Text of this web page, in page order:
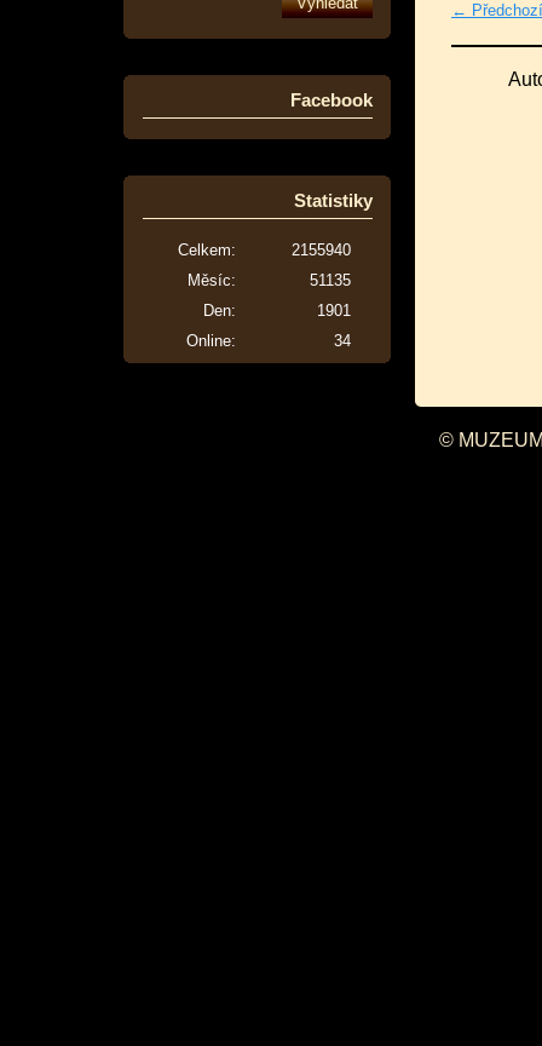
Facebook
Statistiky
Online: 34
Celkem:
2155940
Měsíc:
51135
Den:
1901
← Předchozí
©